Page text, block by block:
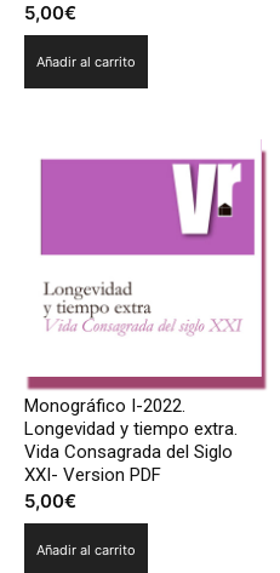
5,00€
Añadir al carrito
Monográfico I-2022.
Longevidad y tiempo extra.
Vida Consagrada del Siglo
XXI- Version PDF
5,00€
Añadir al carrito